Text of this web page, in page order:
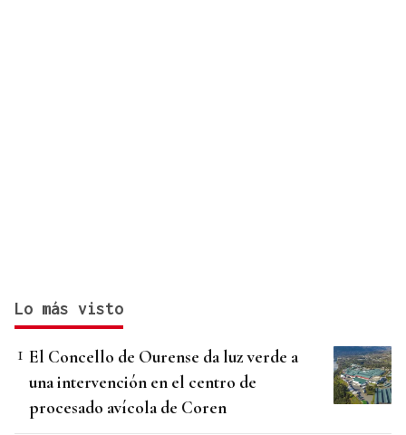
Lo más visto
El Concello de Ourense da luz verde a
una intervención en el centro de
procesado avícola de Coren